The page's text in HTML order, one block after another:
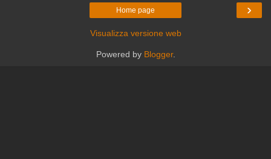
›
Home page
Visualizza versione web
Powered by Blogger.